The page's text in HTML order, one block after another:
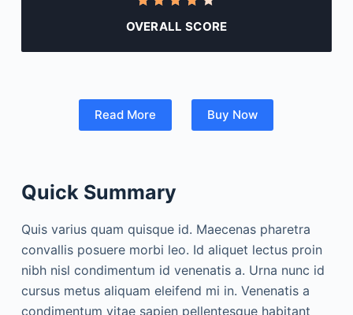
OVERALL SCORE
Read More Buy Now
Quick Summary
Quis varius quam quisque id. Maecenas pharetra
convallis posuere morbi leo. Id aliquet lectus proin
nibh nisl condimentum id venenatis a. Urna nunc id
cursus metus aliquam eleifend mi in. Venenatis a
condimentum vitae sapien pellentesque habitant